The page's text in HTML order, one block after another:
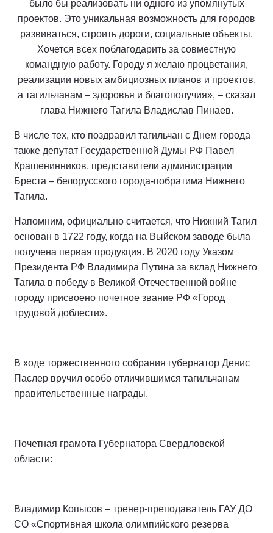
было бы реализовать ни одного из упомянутых
проектов. Это уникальная возможность для городов
развиваться, строить дороги, социальные объекты.
Хочется всех поблагодарить за совместную
командную работу. Городу я желаю процветания,
реализации новых амбициозных планов и проектов,
а тагильчанам – здоровья и благополучия», – сказал
глава Нижнего Тагила Владислав Пинаев.
В числе тех, кто поздравил тагильчан с Днем города
также депутат Государственной Думы РФ Павел
Крашенинников, представители администрации
Бреста – белорусского города-побратима Нижнего
Тагила.
Напомним, официально считается, что Нижний Тагил
основан в 1722 году, когда на Выйском заводе была
получена первая продукция. В 2020 году Указом
Президента РФ Владимира Путина за вклад Нижнего
Тагила в победу в Великой Отечественной войне
городу присвоено почетное звание РФ «Город
трудовой доблести».
В ходе торжественного собрания губернатор Денис
Паслер вручил особо отличившимся тагильчанам
правительственные награды.
Почетная грамота Губернатора Свердловской
области:
Владимир Копысов – тренер-преподаватель ГАУ ДО
СО «Спортивная школа олимпийского резерва